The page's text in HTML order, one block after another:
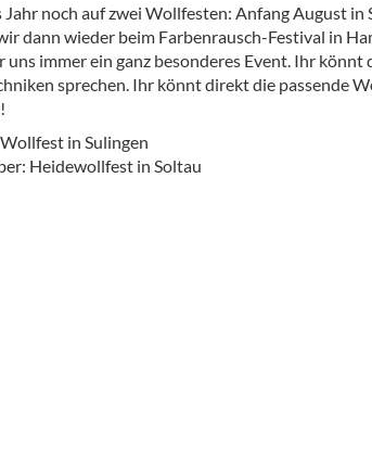
noch auf zwei Wollfesten: Anfang August in
dann wieder beim Farbenrausch-Festival in
immer ein ganz besonderes Event. Ihr
sprechen. Ihr könnt direkt die passende
in Sulingen
Heidewollfest in Soltau